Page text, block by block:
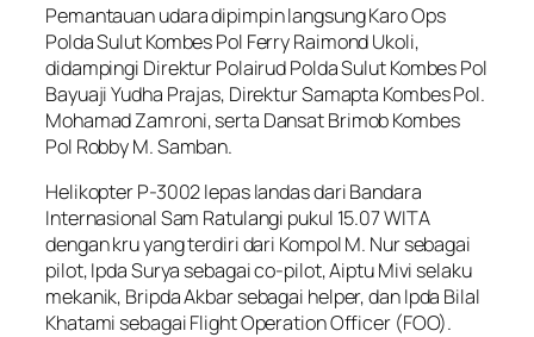
Pemantauan udara dipimpin langsung Karo Ops
Polda Sulut Kombes Pol Ferry Raimond Ukoli,
didampingi Direktur Polairud Polda Sulut Kombes Pol
Bayuaji Yudha Prajas, Direktur Samapta Kombes Pol.
Mohamad Zamroni, serta Dansat Brimob Kombes
Pol Robby M. Samban.
Helikopter P-3002 lepas landas dari Bandara
Internasional Sam Ratulangi pukul 15.07 WITA
dengan kru yang terdiri dari Kompol M. Nur sebagai
pilot, Ipda Surya sebagai co-pilot, Aiptu Mivi selaku
mekanik, Bripda Akbar sebagai helper, dan Ipda Bilal
Khatami sebagai Flight Operation Officer (FOO).